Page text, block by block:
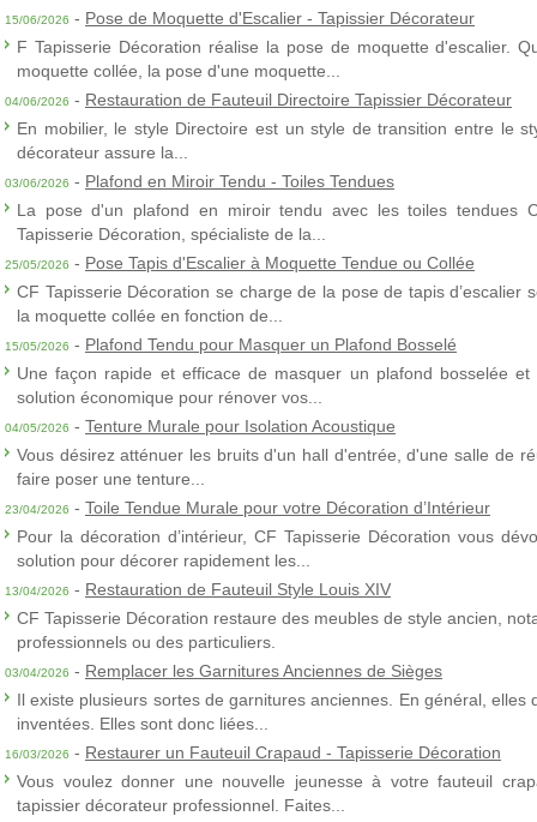
15/06/2026 - Pose de Moquette d'Escalier - Tapissier Décorateur
F Tapisserie Décoration réalise la pose de moquette d'escalier.
moquette collée, la pose d'une moquette...
04/06/2026 - Restauration de Fauteuil Directoire Tapissier Décorateur
En mobilier, le style Directoire est un style de transition entre le
décorateur assure la...
03/06/2026 - Plafond en Miroir Tendu - Toiles Tendues
La pose d'un plafond en miroir tendu avec les toiles tendues
Tapisserie Décoration, spécialiste de la...
25/05/2026 - Pose Tapis d'Escalier à Moquette Tendue ou Collée
CF Tapisserie Décoration se charge de la pose de tapis
la moquette collée en fonction de...
15/05/2026 - Plafond Tendu pour Masquer un Plafond Bosselé
Une façon rapide et efficace de masquer un plafond bosselée
solution économique pour rénover vos...
04/05/2026 - Tenture Murale pour Isolation Acoustique
Vous désirez atténuer les bruits d'un hall d'entrée, d'une salle de
faire poser une tenture...
23/04/2026 - Toile Tendue Murale pour votre Décoration d’Intérieur
Pour la décoration d’intérieur, CF Tapisserie Décoration vous
solution pour décorer rapidement les...
13/04/2026 - Restauration de Fauteuil Style Louis XIV
CF Tapisserie Décoration restaure des meubles de style ancien,
professionnels ou des particuliers.
03/04/2026 - Remplacer les Garnitures Anciennes de Sièges
Il existe plusieurs sortes de garnitures anciennes. En général, elles
inventées. Elles sont donc liées...
16/03/2026 - Restaurer un Fauteuil Crapaud - Tapisserie Décoration
Vous voulez donner une nouvelle jeunesse à votre fauteuil
tapissier décorateur professionnel. Faites...